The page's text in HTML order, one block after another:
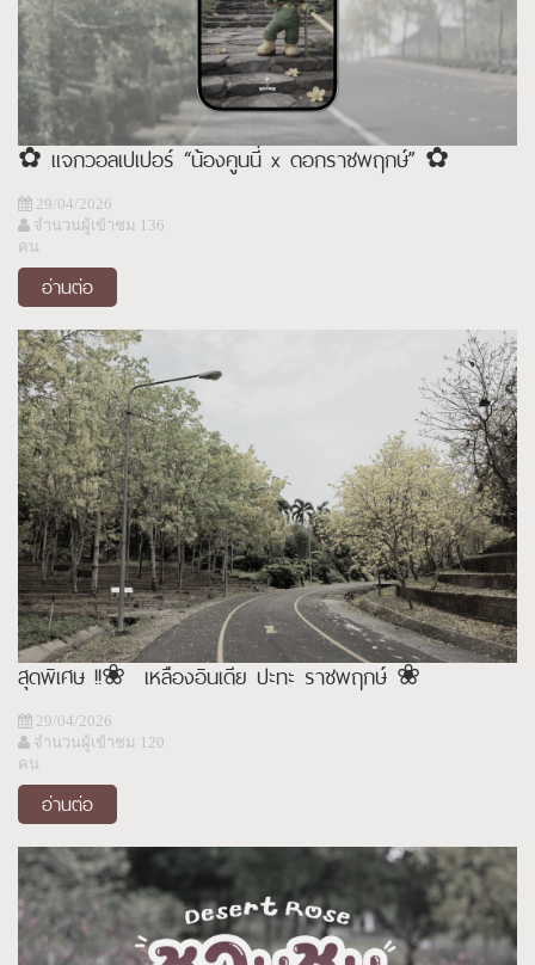
✿ แจกวอลเปเปอร์ “น้องคูนนี่ x ดอกราชพฤกษ์” ✿
29/04/2026
จำนวนผู้เข้าชม 136
คน
อ่านต่อ
สุดพิเศษ !!❀ เหลืองอินเดีย ปะทะ ราชพฤกษ์ ❀
29/04/2026
จำนวนผู้เข้าชม 120
คน
อ่านต่อ